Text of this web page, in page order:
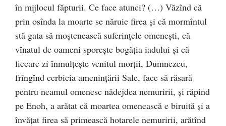
în mijlocul făpturii. Ce face atunci? (…) Văzînd că
prin osînda la moarte se năruie firea şi că mormîntul
stă gata să moştenească suferinţele omeneşti, că
vînatul de oameni sporeşte bogăţia iadului şi că
fiecare zi înmulţeşte venitul morţii, Dumnezeu,
frîngînd cerbicia ameninţării Sale, face să răsară
pentru neamul omenesc nădejdea nemuririi, şi răpind
pe Enoh, a arătat că moartea omenească e biruită şi a
învăţat firea să primească hotarele nemuririi, arătînd